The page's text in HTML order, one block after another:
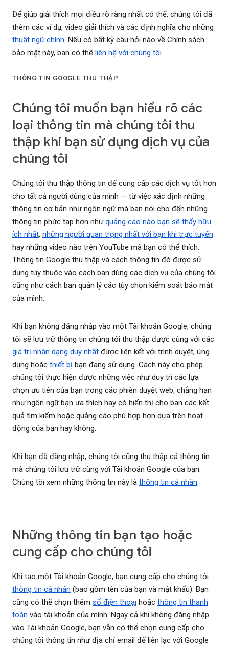
Để giúp giải thích mọi điều rõ ràng nhất có thể, chúng tôi đã
thêm các ví dụ, video giải thích và các định nghĩa cho những
thuật ngữ chính. Nếu có bất kỳ câu hỏi nào về Chính sách
bảo mật này, bạn có thể liên hệ với chúng tôi.
THÔNG TIN GOOGLE THU THẬP
Chúng tôi muốn bạn hiểu rõ các
loại thông tin mà chúng tôi thu
thập khi bạn sử dụng dịch vụ của
chúng tôi
Chúng tôi thu thập thông tin để cung cấp các dịch vụ tốt hơn
cho tất cả người dùng của mình — từ việc xác định những
thông tin cơ bản như ngôn ngữ mà bạn nói cho đến những
thông tin phức tạp hơn nhưquảng cáo nào bạn sẽ thấy hữu
ích nhất, những người quan trọng nhất với bạn khi trực tuyến
hay những video nào trên YouTube mà bạn có thể thích.
Thông tin Google thu thập và cách thông tin đó được sử
dụng tùy thuộc vào cách bạn dùng các dịch vụ của chúng tôi
cũng như cách bạn quản lý các tùy chọn kiểm soát bảo mật
của mình.
Khi bạn không đăng nhập vào một Tài khoản Google, chúng
tôi sẽ lưu trữ thông tin chúng tôi thu thập được cùng với các
giá trị nhận dạng duy nhất được liên kết với trình duyệt, ứng
dụng hoặc thiết bị bạn đang sử dụng. Cách này cho phép
chúng tôi thực hiện được những việc như duy trì các lựa
chọn ưu tiên của bạn trong các phiên duyệt web, chẳng hạn
như ngôn ngữ bạn ưa thích hay có hiển thị cho bạn các kết
quả tìm kiếm hoặc quảng cáo phù hợp hơn dựa trên hoạt
động của bạn hay không.
Khi bạn đã đăng nhập, chúng tôi cũng thu thập cả thông tin
mà chúng tôi lưu trữ cùng với Tài khoản Google của bạn.
Chúng tôi xem những thông tin này là thông tin cá nhân.
Những thông tin bạn tạo hoặc
cung cấp cho chúng tôi
Khi tạo một Tài khoản Google, bạn cung cấp cho chúng tôi
thông tin cá nhân (bao gồm tên của bạn và mật khẩu). Bạn
cũng có thể chọn thêm số điện thoại hoặc thông tin thanh
toán vào tài khoản của mình. Ngay cả khi không đăng nhập
vào Tài khoản Google, bạn vẫn có thể chọn cung cấp cho
chúng tôi thông tin như địa chỉ email để liên lạc với Google